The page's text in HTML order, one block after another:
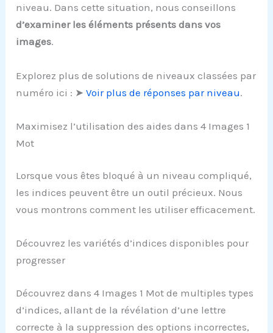
niveau. Dans cette situation, nous conseillons
d’examiner les éléments présents dans vos
images.
Explorez plus de solutions de niveaux classées par
numéro ici : ➤Voir plus de réponses par niveau.
Maximisez l’utilisation des aides dans 4 Images 1
Mot
Lorsque vous êtes bloqué à un niveau compliqué,
les indices peuvent être un outil précieux. Nous
vous montrons comment les utiliser efficacement.
Découvrez les variétés d’indices disponibles pour
progresser
Découvrez dans 4 Images 1 Mot de multiples types
d’indices, allant de la révélation d’une lettre
correcte à la suppression des options incorrectes,